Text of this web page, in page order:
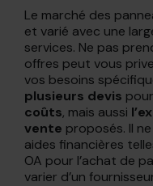
Le marché des
et varié avec une
services. Ne pas
offres peut vous
vos besoins
plusieurs devis
coûts, mais aussi
vente proposés. Il
aides financières
OA pour l’achat de
varier d’un